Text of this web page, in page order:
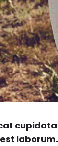
laborum.